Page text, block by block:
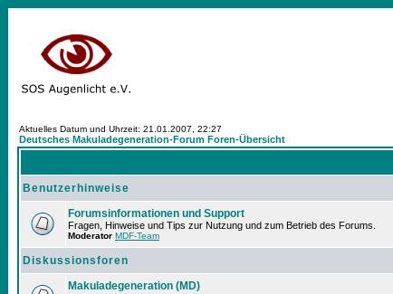
Aktuelles Datum und Uhrzeit: 21.01.2007, 22:27
Deutsches Makuladegeneration-Forum Foren-Übersicht
Benutzerhinweise
Forumsinformationen und Support
Fragen, Hinweise und Tips zur Nutzung und zum Betrieb des Forums.
Moderator MDF-Team
Diskussionsforen
Makuladegeneration (MD)